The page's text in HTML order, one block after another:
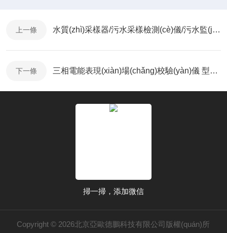
上一條 水質(zhì)采樣器/污水采樣檢測(cè)儀/污水監(jiān)測(cè)儀/自動(dòng)水質(zhì)采樣器
下一條 三相電能表現(xiàn)場(chǎng)校驗(yàn)儀 型號(hào)；DP-PEC-H3A
掃一掃，添加微信
Copyright © 2026北京亞歐德鵬科技有限公司版權(quán)所